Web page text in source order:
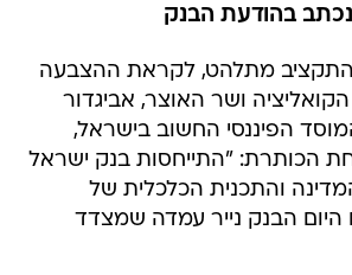
בהודעת הבנק
התקציב מתלהט, לקראת ההצבעה
ושר האוצר, אביגדור
הפיננסי החשוב בישראל,
הכותרת: "התייחסות בנק ישראל
והתכנית הכלכלית של
הבנק נייר עמדה שמצדד